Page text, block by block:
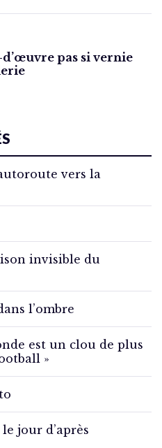
pas si vernie
vers la
invisible du
l’ombre
est un clou de plus
»
jour d’après